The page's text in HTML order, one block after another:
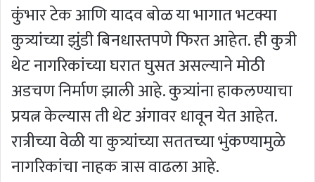
कुंभार टेक आणि यादव बोळ या भागात भटक्या
कुत्र्यांच्या झुंडी बिनधास्तपणे फिरत आहेत. ही कुत्री
थेट नागरिकांच्या घरात घुसत असल्याने मोठी
अडचण निर्माण झाली आहे. कुत्र्यांना हाकलण्याचा
प्रयत्न केल्यास ती थेट अंगावर धावून येत आहेत.
रात्रीच्या वेळी या कुत्र्यांच्या सततच्या भुंकण्यामुळे
नागरिकांचा नाहक त्रास वाढला आहे.